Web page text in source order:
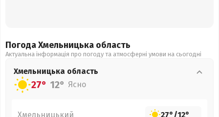
Погода Хмельницька область
Актуальна інформація про погоду та атмосферні умови на сьогодні
Хмельницька область
27° 12° Ясно
Хмельницький 27°/12°